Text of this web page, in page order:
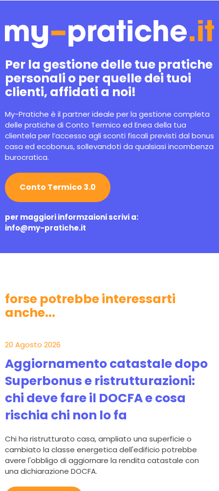
Per la gestione delle tue pratiche
personali o per quelle dei tuoi
clienti, affidati a noi!
My-Pratiche è il partner ideale per la gestione completa
delle pratiche di Conto Termico ed Enea della tua
clientela per l’accesso agli sconti fiscali previsti dal bonus
casa ed ecobonus, sollevandoti da qualsiasi incombenza
burocratica.
Conto Termico 3.0
per maggiori informzaioni scrivi a:
info@my-pratiche.it
forse potrebbe interessarti
anche...
20 Agosto 2026
Aggiornamento catastale dopo
Superbonus e ristrutturazioni:
chi deve fare il DOCFA e cosa
rischia chi non lo fa
Chi ha ristrutturato casa, ampliato una superficie o
cambiato la classe energetica dell'edificio potrebbe
avere l'obbligo di aggiornare la rendita catastale con
una dichiarazione DOCFA.